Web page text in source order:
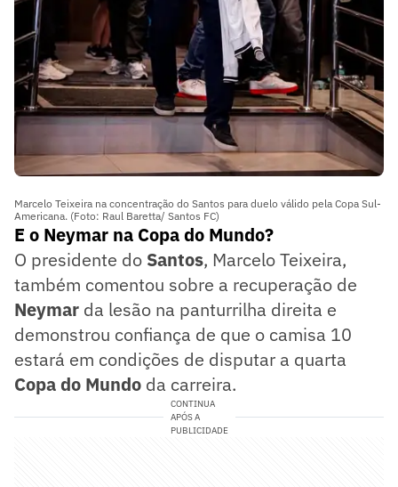
Marcelo Teixeira na concentração do Santos para duelo válido pela Copa Sul-
Americana. (Foto: Raul Baretta/ Santos FC)
E o Neymar na Copa do Mundo?
O presidente do Santos, Marcelo Teixeira,
também comentou sobre a recuperação de
Neymar da lesão na panturrilha direita e
demonstrou confiança de que o camisa 10
estará em condições de disputar a quarta
Copa do Mundo da carreira.
CONTINUA
APÓS A
PUBLICIDADE